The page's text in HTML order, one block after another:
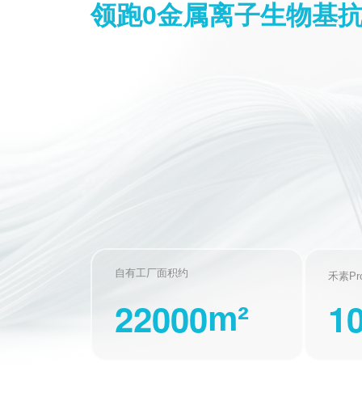
领跑0金属离子生物基
自有工厂面积约
22000m²
禾素
1